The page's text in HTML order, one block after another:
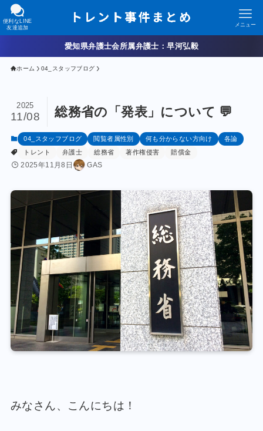
便利なLINE
友達追加
メニュー
愛知県弁護士会所属弁護士：早河弘毅
ホーム 04_スタッフブログ
総務省の「発表」について 💬
2025
11/08
04_スタッフブログ 閲覧者属性別 何も分からない方向け
各論
トレント
弁護士 総務省 著作権侵害 賠償金
2025年11月8日 GAS
みなさん、こんにちは！